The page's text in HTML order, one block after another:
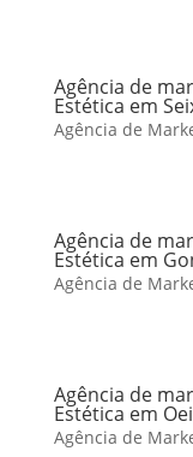
Agência de
Estética em
Agência de
Agência de
Estética em
Agência de
Agência de
Estética em
Agência de